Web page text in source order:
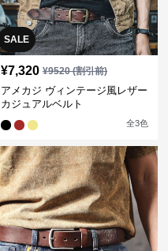
SALE
¥7,320 ¥9520(割引前)
アメカジ ヴィンテージ風レザー
カジュアルベルト
全3色